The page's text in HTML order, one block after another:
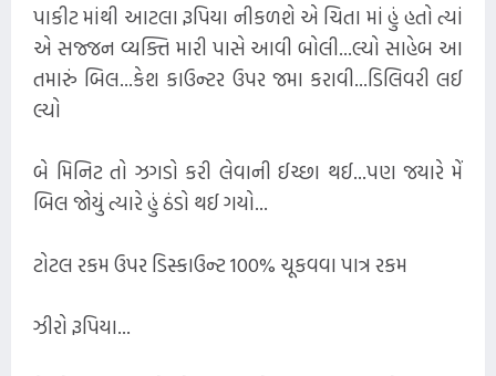
પાકીટ માંથી આટલા રૂપિયા નીકળશે એ ચિતા માં હું હતો ત્યાં
એ સજ્જન વ્યક્તિ મારી પાસે આવી બોલી...લ્યો સાહેબ આ
તમારું બિલ...કેશ કાઉન્ટર ઉપર જમા કરાવી...ડિલિવરી લઈ
લ્યો
બે મિનિટ તો ઝગડો કરી લેવાની ઈચ્છા થઈ...પણ જયારે મેં
બિલ જોયું ત્યારે હું ઠંડો થઈ ગયો...
ટોટલ રકમ ઉપર ડિસ્કાઉન્ટ 100% ચૂકવવા પાત્ર રકમ
ઝીરો રૂપિયા...